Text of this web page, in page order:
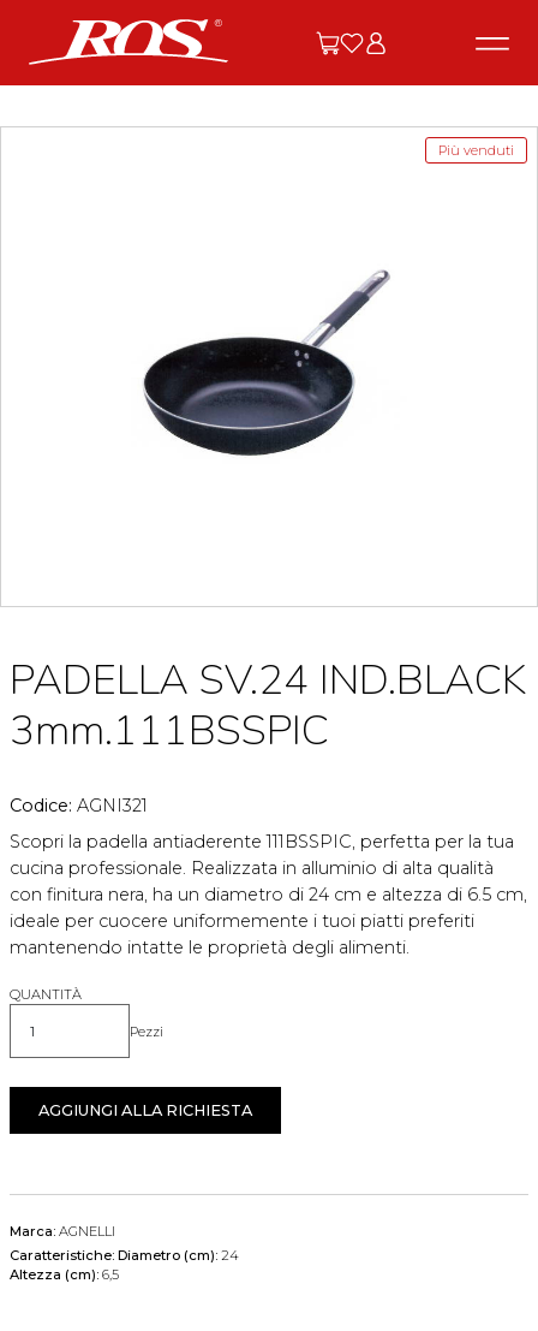
Più venduti
PADELLA SV.24 IND.BLACK
3mm.111BSSPIC
Codice: AGNI321
Scopri la padella antiaderente 111BSSPIC, perfetta per la tua
cucina professionale. Realizzata in alluminio di alta qualità
con finitura nera, ha un diametro di 24 cm e altezza di 6.5 cm,
ideale per cuocere uniformemente i tuoi piatti preferiti
mantenendo intatte le proprietà degli alimenti.
QUANTITÀ
Quantità Pezzi
AGGIUNGI ALLA RICHIESTA
Marca: AGNELLI
Caratteristiche: Diametro (cm): 24
Altezza (cm): 6,5